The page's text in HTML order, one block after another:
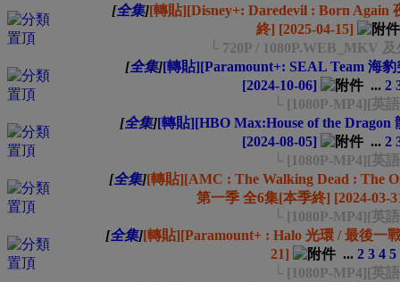
[全集][轉貼][Disney+: Daredevil : Born Again
終] [2025-04-15]
└ 720P / 1080P.WEB_MKV
[全集][轉貼][Paramount+: SEAL Team 海
[2024-10-06]
... 2
└ [1080P-MP4][英
[全集][轉貼][HBO Max:House of the Dragon
[2024-08-05]
... 2
└ [1080P-MP4][英
[全集][轉貼][AMC : The Walking Dead : The
第一季 全6集[本季終] [2024-03-
└ [1080P-MP4][英
[全集][轉貼][Paramount+ : Halo 光環 / 最後一
21]
... 2 3 4 5
└ [1080P-MP4][英